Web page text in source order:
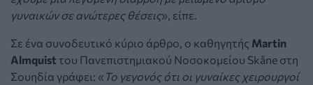
γυναικών σε ανώτερες θέσεις», είπε.
Σε ένα συνοδευτικό κύριο άρθρο, ο καθηγητής Martin
Almquist του Πανεπιστημιακού Νοσοκομείου Skåne στη
Σουηδία γράφει: « Το γεγονός ότι οι γυναίκες χειρουργοί